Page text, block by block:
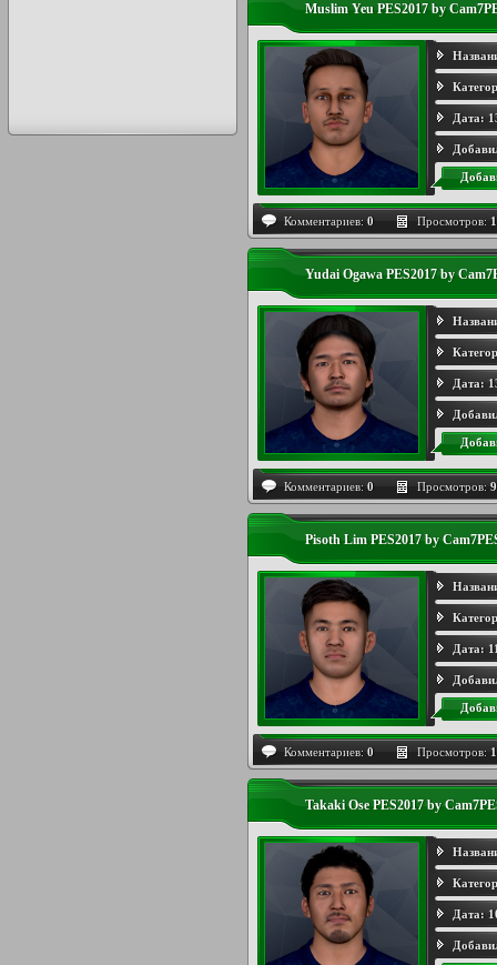
Muslim Yeu PES2017 by
Дата:
Комментариев: 0 Просмотров:
Yudai Ogawa PES2017 by
Дата:
Комментариев: 0 Просмотров:
Pisoth Lim PES2017 by
Дата:
Комментариев: 0 Просмотров:
Takaki Ose PES2017 by
Дата: